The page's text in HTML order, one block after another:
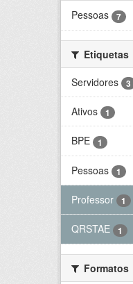
Pessoas
7
Etiquetas
Servidores
3
Ativos 1
BPE 1
Pessoas 1
Professor 1
QRSTAE 1
Formatos